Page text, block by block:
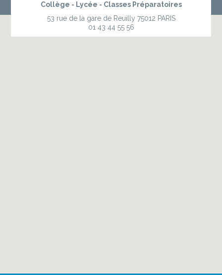
Collège - Lycée - Classes Préparatoires
53 rue de la gare de Reuilly 75012 PARIS
01 43 44 55 56